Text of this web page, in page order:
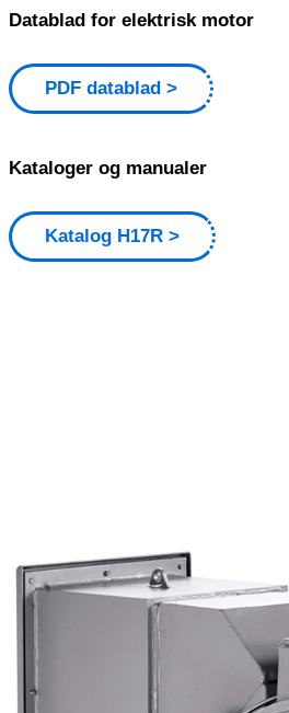
Datablad for elektrisk motor
PDF datablad
Kataloger og manualer
Katalog H17R